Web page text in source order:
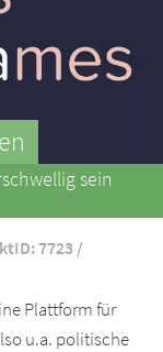
sein
7723 /
Plattform für
u.a. politische